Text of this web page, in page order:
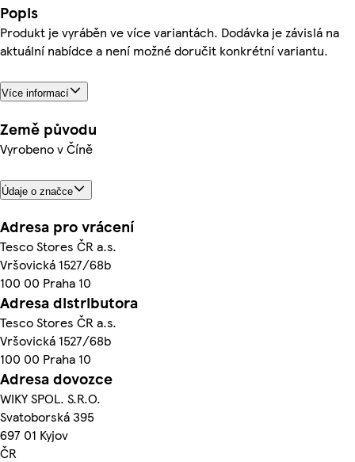
Popis
Produkt je vyráběn ve více variantách. Dodávka je závislá na
aktuální nabídce a není možné doručit konkrétní variantu.
Více informací
Země původu
Vyrobeno v Číně
Údaje o značce
Adresa pro vrácení
Tesco Stores ČR a.s.
Vršovická 1527/68b
100 00 Praha 10
Adresa distributora
Tesco Stores ČR a.s.
Vršovická 1527/68b
100 00 Praha 10
Adresa dovozce
WIKY SPOL. S.R.O.
Svatoborská 395
697 01 Kyjov
ČR